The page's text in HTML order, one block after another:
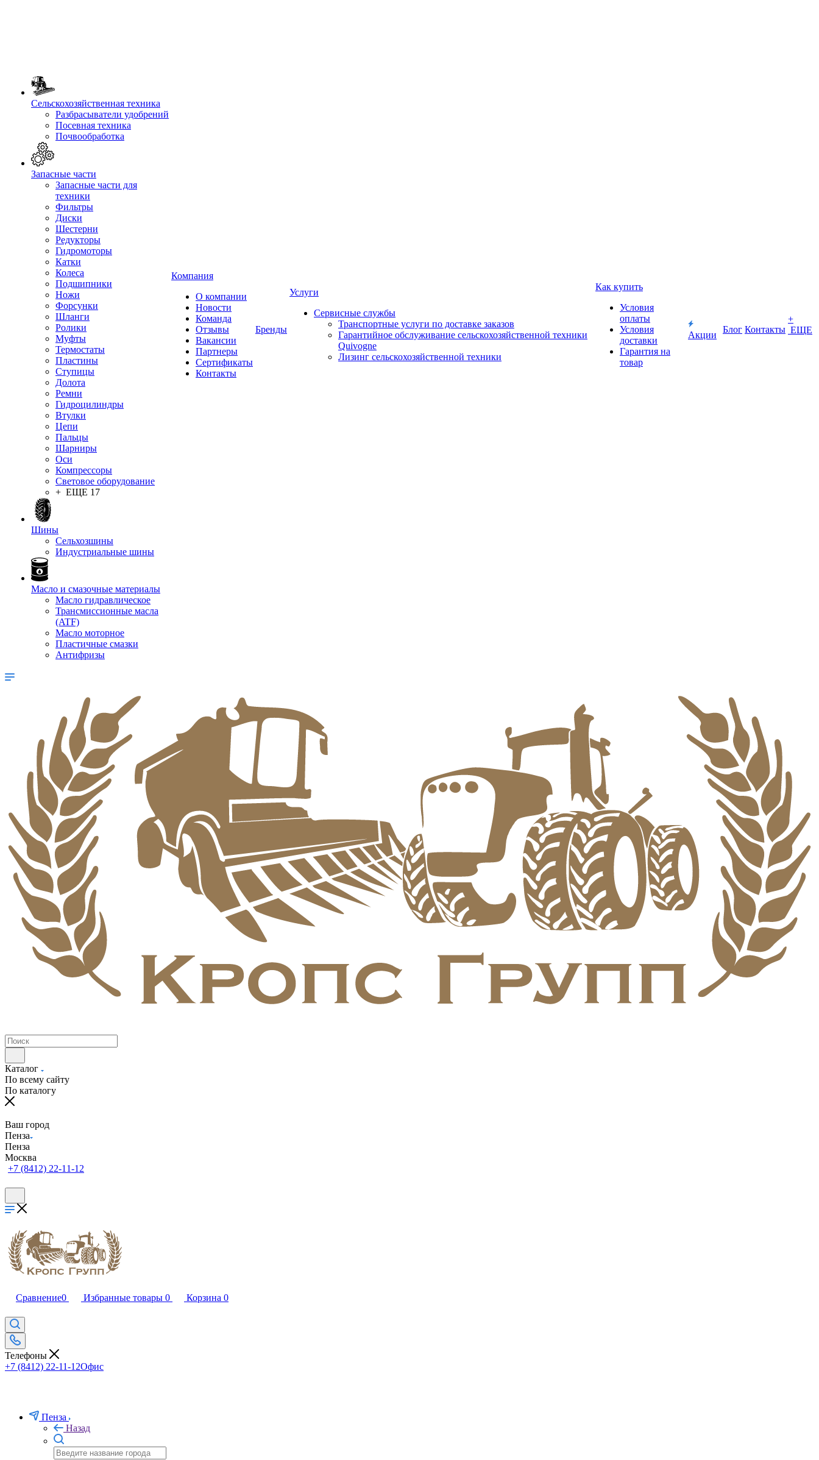
Сельскохозяйственная техника
Разбрасыватели удобрений
Посевная техника
Почвообработка
Запасные части
Запасные части для
техники
Фильтры
Диски
Шестерни
Редукторы
Гидромоторы
Катки
Колеса
Подшипники
Ножи
Форсунки
Шланги
Ролики
Муфты
Термостаты
Пластины
Ступицы
Долота
Ремни
Гидроцилиндры
Втулки
Цепи
Пальцы
Шарниры
Оси
Компрессоры
Световое оборудование
+ ЕЩЕ 17
Шины
Сельхозшины
Индустриальные шины
Масло и смазочные материалы
Масло гидравлическое
Трансмиссионные масла
(ATF)
Масло моторное
Пластичные смазки
Антифризы
Компания
О компании
Новости
Команда
Отзывы
Вакансии
Партнеры
Сертификаты
Контакты
Бренды
Услуги
Сервисные службы
Транспортные услуги по доставке заказов
Гарантийное обслуживание сельскохозяйственной техники
Quivogne
Лизинг сельскохозяйственной техники
Как купить
Условия
оплаты
Условия
доставки
Гарантия на
товар
Акции
Блог Контакты
+
ЕЩЕ
Каталог
По всему сайту
По каталогу
Ваш город
Пенза
Пенза
Москва
+7 (8412) 22-11-12
Сравнение0 Избранные товары 0 Корзина 0
Телефоны
+7 (8412) 22-11-12Офис
Пенза
Назад